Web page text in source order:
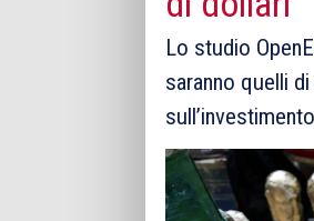
Lo studio
saranno quelli